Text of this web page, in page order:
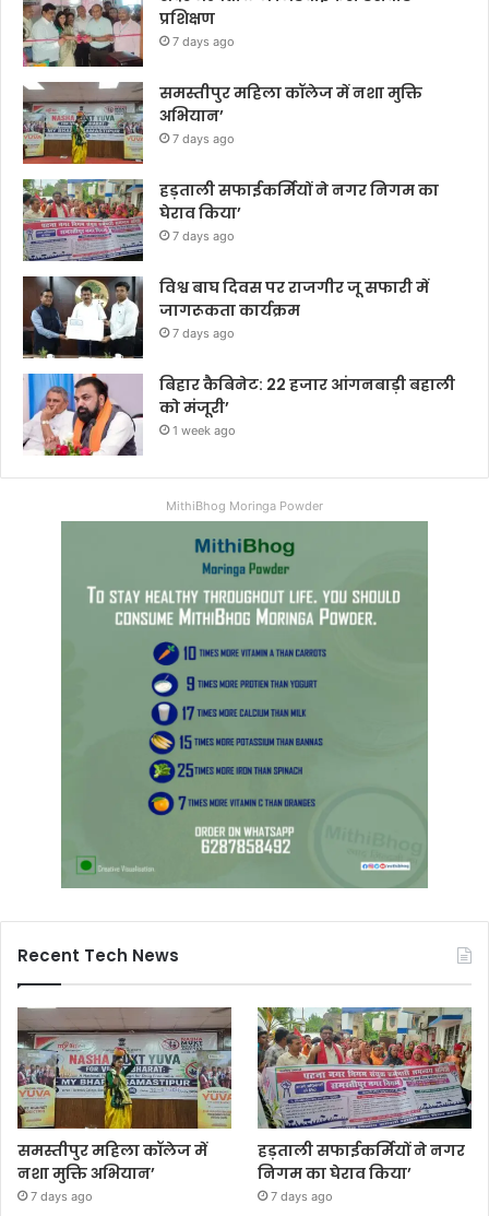
प्रशिक्षण
7 days ago
समस्तीपुर महिला कॉलेज में नशा मुक्ति
अभियान’
7 days ago
हड़ताली सफाईकर्मियों ने नगर निगम का
घेराव किया’
7 days ago
विश्व बाघ दिवस पर राजगीर जू सफारी में
जागरूकता कार्यक्रम
7 days ago
बिहार कैबिनेट: 22 हजार आंगनबाड़ी बहाली
को मंजूरी’
1 week ago
MithiBhog Moringa Powder
Recent Tech News
समस्तीपुर महिला कॉलेज में
नशा मुक्ति अभियान’
7 days ago
हड़ताली सफाईकर्मियों ने नगर
निगम का घेराव किया’
7 days ago